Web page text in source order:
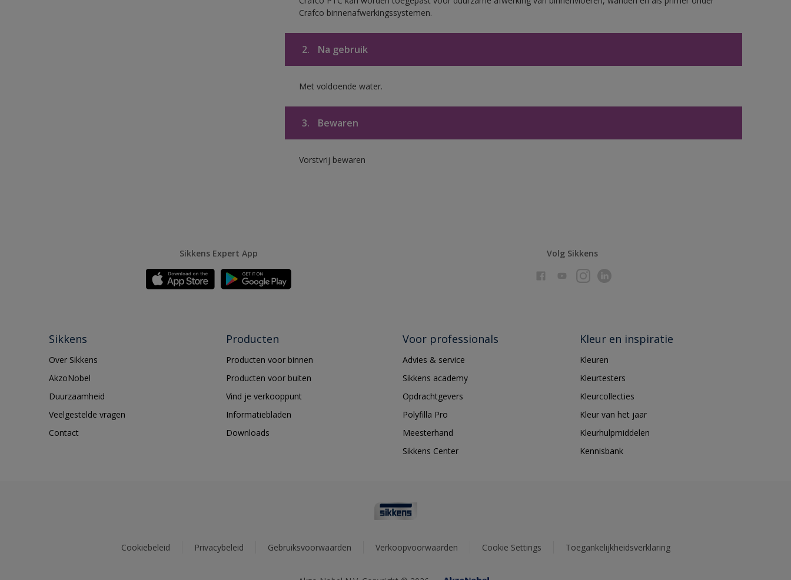
Crafco binnenafwerkingssystemen.
2. Na gebruik
Met voldoende water.
3. Bewaren
Vorstvrij bewaren
Sikkens Expert App Volg Sikkens
Sikkens
Over Sikkens
AkzoNobel
Duurzaamheid
Veelgestelde vragen
Contact
Producten
Producten voor binnen
Producten voor buiten
Vind je verkooppunt
Informatiebladen
Downloads
Voor professionals
Advies & service
Sikkens academy
Opdrachtgevers
Polyfilla Pro
Meesterhand
Sikkens Center
Kleur en inspiratie
Kleuren
Kleurtesters
Kleurcollecties
Kleur van het jaar
Kleurhulpmiddelen
Kennisbank
Cookiebeleid Privacybeleid Gebruiksvoorwaarden Verkoopvoorwaarden Cookie Settings Toegankelijkheidsverklaring